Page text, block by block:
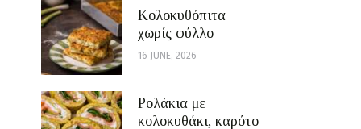
Κολοκυθόπιτα
χωρίς φύλλο
16 JUNE, 2026
Ρολάκια με
κολοκυθάκι, καρότο